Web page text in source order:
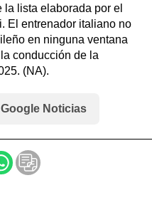
la lista elaborada por el
El entrenador italiano no
en ninguna ventana
conducción de la
(NA).
Google Noticias